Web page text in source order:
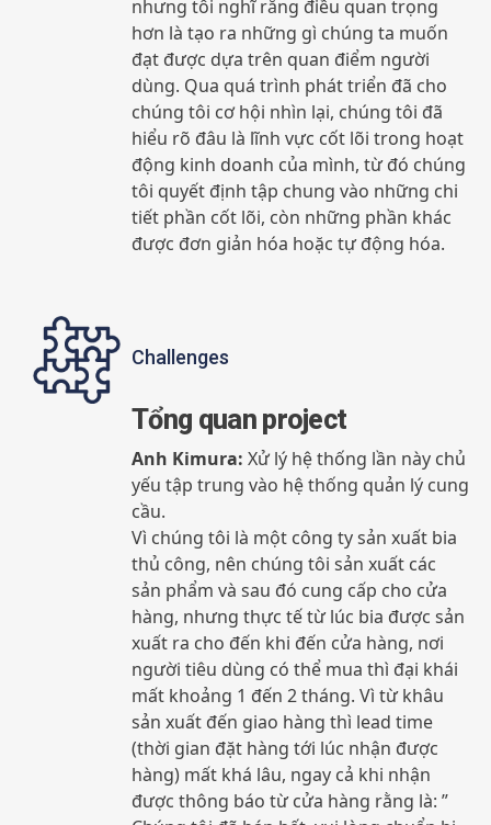
nhưng tôi nghĩ rằng điều quan trọng
hơn là tạo ra những gì chúng ta muốn
đạt được dựa trên quan điểm người
dùng. Qua quá trình phát triển đã cho
chúng tôi cơ hội nhìn lại, chúng tôi đã
hiểu rõ đâu là lĩnh vực cốt lõi trong hoạt
động kinh doanh của mình, từ đó chúng
tôi quyết định tập chung vào những chi
tiết phần cốt lõi, còn những phần khác
được đơn giản hóa hoặc tự động hóa.
Challenges
Tổng quan project
Anh Kimura: Xử lý hệ thống lần này chủ
yếu tập trung vào hệ thống quản lý cung
cầu.
Vì chúng tôi là một công ty sản xuất bia
thủ công, nên chúng tôi sản xuất các
sản phẩm và sau đó cung cấp cho cửa
hàng, nhưng thực tế từ lúc bia được sản
xuất ra cho đến khi đến cửa hàng, nơi
người tiêu dùng có thể mua thì đại khái
mất khoảng 1 đến 2 tháng. Vì từ khâu
sản xuất đến giao hàng thì lead time
(thời gian đặt hàng tới lúc nhận được
hàng) mất khá lâu, ngay cả khi nhận
được thông báo từ cửa hàng rằng là: ”